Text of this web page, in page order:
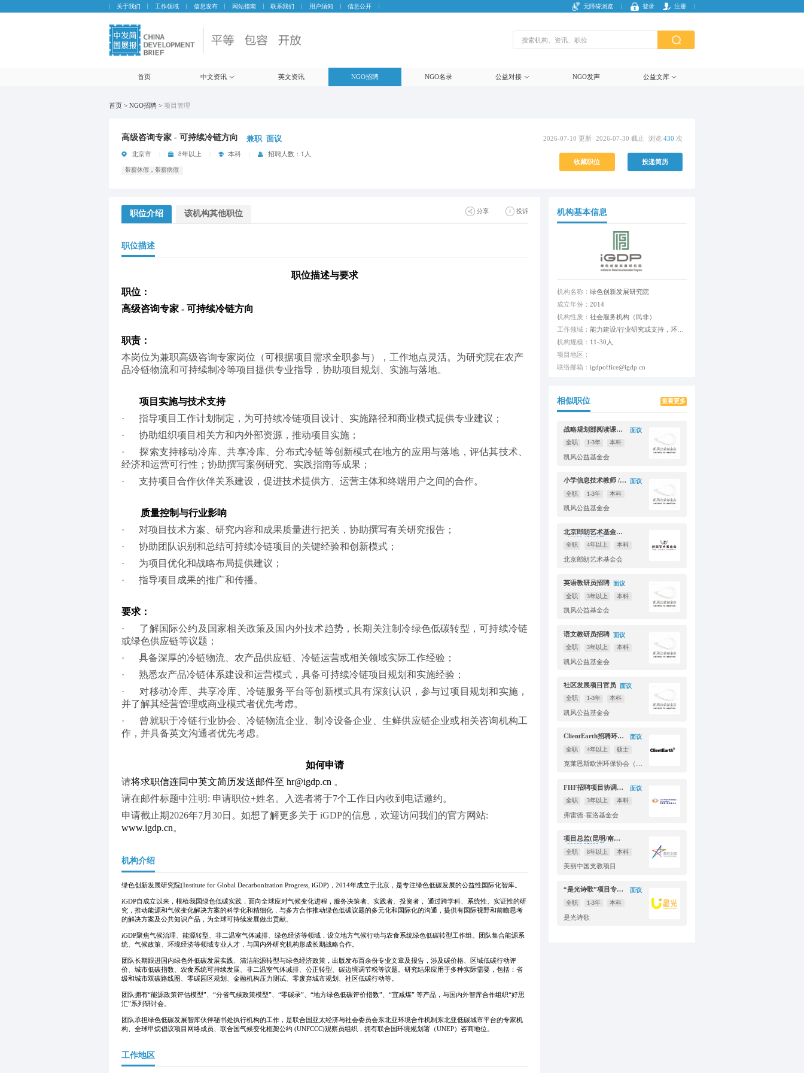
关于我们 工作领域 信息发布 网站指南 联系我们 用户须知 信息公开 无障碍浏览 登录 注册
首页 中文资讯 英文资讯 NGO招聘 NGO名录 公益对接 NGO发声 公益文库
首页 > NGO招聘 > 项目管理
高级咨询专家 - 可持续冷链方向 兼职 面议
北京市 8年以上 本科 招聘人数：1人
带薪休假，带薪病假
2026-07-10 更新 2026-07-30 截止 浏览 430 次
收藏职位 投递简历
职位介绍 该机构其他职位 分享 投诉
职位描述
职位描述与要求
职位：
高级咨询专家 - 可持续冷链方向
职责：
本岗位为兼职高级咨询专家岗位（可根据项目需求全职参与），工作地点灵活。为研究院在农产
品冷链物流和可持续制冷等项目提供专业指导，协助项目规划、实施与落地。
项目实施与技术支持
· 指导项目工作计划制定，为可持续冷链项目设计、实施路径和商业模式提供专业建议；
· 协助组织项目相关方和内外部资源，推动项目实施；
· 探索支持移动冷库、共享冷库、分布式冷链等创新模式在地方的应用与落地，评估其技术、
经济和运营可行性；协助撰写案例研究、实践指南等成果；
· 支持项目合作伙伴关系建设，促进技术提供方、运营主体和终端用户之间的合作。
质量控制与行业影响
· 对项目技术方案、研究内容和成果质量进行把关，协助撰写有关研究报告；
· 协助团队识别和总结可持续冷链项目的关键经验和创新模式；
· 为项目优化和战略布局提供建议；
· 指导项目成果的推广和传播。
要求：
· 了解国际公约及国家相关政策及国内外技术趋势，长期关注制冷绿色低碳转型，可持续冷链
或绿色供应链等议题；
· 具备深厚的冷链物流、农产品供应链、冷链运营或相关领域实际工作经验；
· 熟悉农产品冷链体系建设和运营模式，具备可持续冷链项目规划和实施经验；
· 对移动冷库、共享冷库、冷链服务平台等创新模式具有深刻认识，参与过项目规划和实施，
并了解其经营管理或商业模式者优先考虑。
· 曾就职于冷链行业协会、冷链物流企业、制冷设备企业、生鲜供应链企业或相关咨询机构工
作，并具备英文沟通者优先考虑。
如何申请
请将求职信连同中英文简历发送邮件至 hr@igdp.cn 。
请在邮件标题中注明: 申请职位+姓名。入选者将于7个工作日内收到电话邀约。
www.igdp.cn。
机构介绍
绿色创新发展研究院(Institute for Global Decarbonization Progress, iGDP)，2014年成立于北京，是专注绿色低碳发展的公益性国际化智库。
iGDP自成立以来，根植我国绿色低碳实践，面向全球应对气候变化进程，服务决策者、实践者、投资者， 通过跨学科、系统性、实证性的研
究，推动能源和气候变化解决方案的科学化和精细化，与多方合作推动绿色低碳议题的多元化和国际化的沟通，提供有国际视野和前瞻思考
的解决方案及公共知识产品，为全球可持续发展做出贡献。
iGDP聚焦气候治理、能源转型、非二温室气体减排、绿色经济等领域，设立地方气候行动与农食系统绿色低碳转型工作组。团队集合能源系
统、气候政策、环境经济等领域专业人才，与国内外研究机构形成长期战略合作。
团队长期跟进国内绿色外低碳发展实践、清洁能源转型与绿色经济政策，出版发布百余份专业文章及报告，涉及碳价格、区域低碳行动评
价、城市低碳指数、农食系统可持续发展、非二温室气体减排、公正转型、碳边境调节税等议题。研究结果应用于多种实际需要，包括：省
级和城市双碳路线图、零碳园区规划、金融机构压力测试、零废弃城市规划、社区低碳行动等。
团队拥有“能源政策评估模型”、“分省气候政策模型”、“零碳录”、“地方绿色低碳评价指数”、“宜减煤” 等产品，与国内外智库合作组织“好思
汇”系列研讨会。
团队承担绿色低碳发展智库伙伴秘书处执行机构的工作，是联合国亚太经济与社会委员会东北亚环境合作机制东北亚低碳城市平台的专家机
构、全球甲烷倡议项目网络成员、联合国气候变化框架公约 (UNFCCC)观察员组织，拥有联合国环境规划署（UNEP）咨商地位。
工作地区
机构基本信息
机构名称： 绿色创新发展研究院
成立年份： 2014
机构性质： 社会服务机构（民非）
工作领域：
能力建设/行业研究或支持，环境保护，气候变化
机构规模： 11-30人
项目地区：
联络邮箱： igdpoffice@igdp.cn
相似职位 查看更多
战略规划部阅读课程研发官员
面议
全职
1-3年 本科
凯风公益基金会
小学信息技术教师 / 校园信息化专员
面议
全职
1-3年 本科
凯风公益基金会
北京郎朗艺术基金会项目经理
10001-15000元
全职
4年以上 本科
北京郎朗艺术基金会
英语教研员招聘 面议
全职
3年以上 本科
凯风公益基金会
语文教研员招聘 面议
全职
3年以上 本科
凯风公益基金会
社区发展项目官员 面议
全职
1-3年 本科
凯风公益基金会
ClientEarth招聘环境与气候律师一名
面议
全职
4年以上 硕士
FHF招聘项目协调员（坐标北京or昆明）
面议
全职
3年以上 本科
弗雷德·霍洛基金会
项目总监(昆明/南宁）
20000-25000元
全职
8年以上 本科
美丽中国支教项目
“是光诗歌”项目专员招聘 （云南大理）
面议
全职
1-3年 本科
是光诗歌